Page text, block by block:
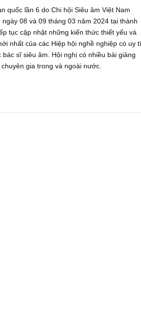
quốc lần 6 do Chi hội Siêu âm Việt Nam
08 và 09 tháng 03 năm 2024 tại thành
tục cập nhật những kiến thức thiết yếu và
nhất của các Hiệp hội nghề nghiệp có uy
sĩ siêu âm. Hội nghị có nhiều bài giảng
gia trong và ngoài nước.